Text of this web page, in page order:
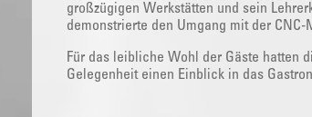
großzügigen Werkstätten und sein
demonstrierte den Umgang mit der CNC-
Für das leibliche Wohl der Gäste hatten
Gelegenheit einen Einblick in das